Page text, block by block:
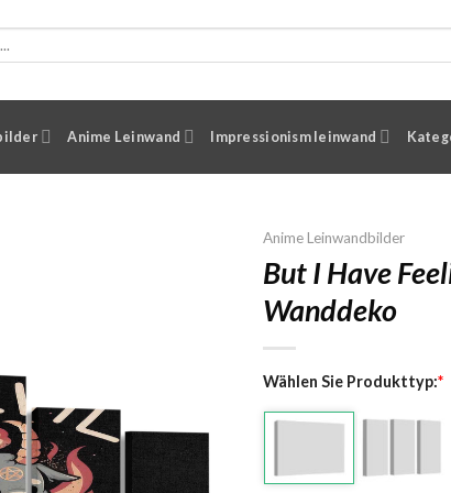
Anime Leinwand Impressionism leinwand
Anime Leinwandbilder
But I Have
Wanddeko
Wählen Sie Produkttyp:*